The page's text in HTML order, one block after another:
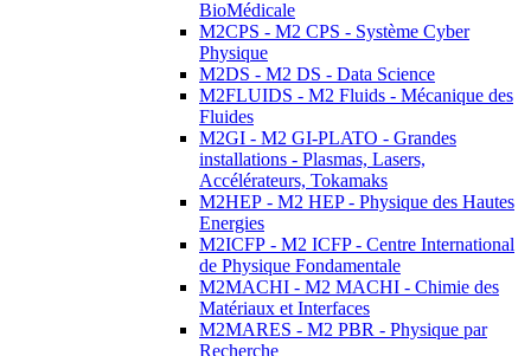
BioMédicale
M2CPS - M2 CPS - Système Cyber
Physique
M2DS - M2 DS - Data Science
M2FLUIDS - M2 Fluids - Mécanique des
Fluides
M2GI - M2 GI-PLATO - Grandes
installations - Plasmas, Lasers,
Accélérateurs, Tokamaks
M2HEP - M2 HEP - Physique des Hautes
Energies
M2ICFP - M2 ICFP - Centre International
de Physique Fondamentale
M2MACHI - M2 MACHI - Chimie des
Matériaux et Interfaces
M2MARES - M2 PBR - Physique par
Recherche